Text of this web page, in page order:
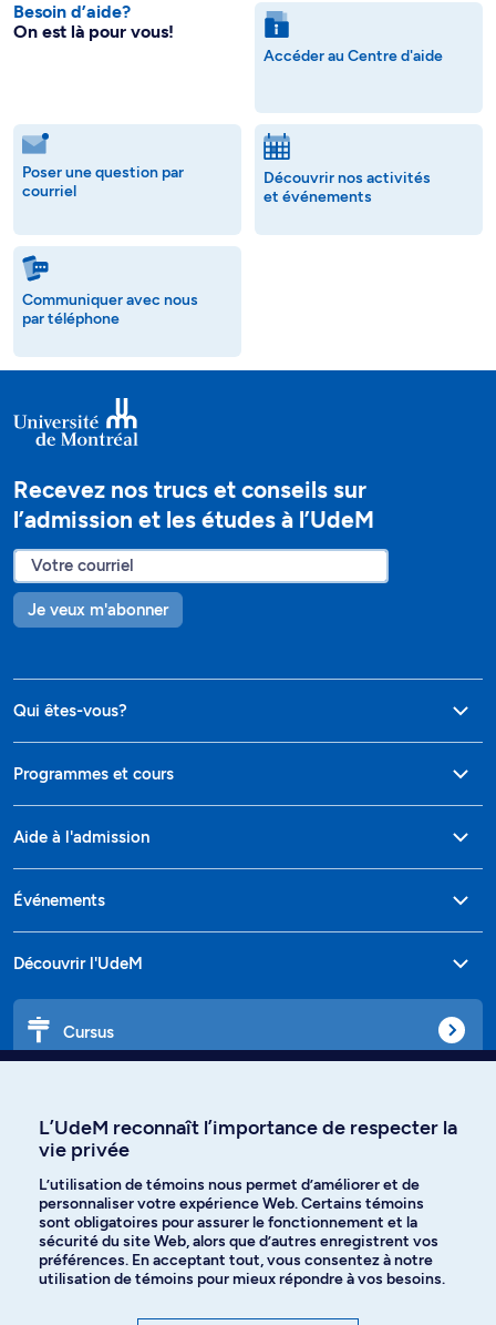
Besoin d’aide?
On est là pour vous!
Accéder au Centre d'aide
Poser une question par
courriel
Découvrir nos activités
et événements
Communiquer avec nous
par téléphone
Recevez nos trucs et conseils sur
l’admission et les études à l’UdeM
Je veux m'abonner
Qui êtes-vous?
Programmes et cours
Aide à l'admission
Événements
Découvrir l'UdeM
Cursus
Langues
Facebook Instagram
L’UdeM reconnaît l’importance de respecter la
vie privée
L’utilisation de témoins nous permet d’améliorer et de
personnaliser votre expérience Web. Certains témoins
sont obligatoires pour assurer le fonctionnement et la
sécurité du site Web, alors que d’autres enregistrent vos
préférences. En acceptant tout, vous consentez à notre
utilisation de témoins pour mieux répondre à vos besoins.